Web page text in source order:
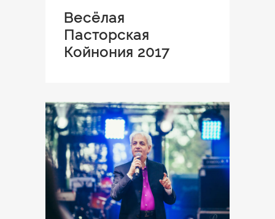
Весёлая
Пасторская
Койнония 2017